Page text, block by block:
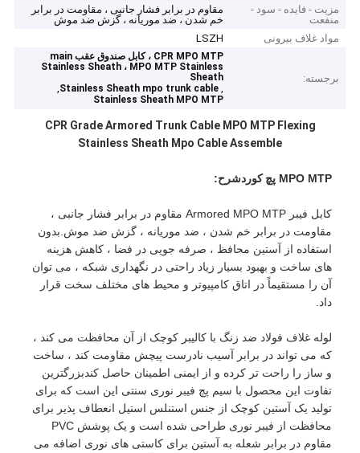
مزیت - فایده - سود -
منفعت
مقاوم در برابر فشار جانبی ، مقاومت در برابر
خم شدن ، ضد موریانه ، گزش ضد موش
مواد غلاف بیرونی
LSZH
برجسته:
CPR MPO MTP ، کابل صندوق عقب main
Stainless Sheath ، MPO MTP Stainless
Sheath
,
Stainless Sheath mpo trunk cable
,
Stainless Sheath MPO MTP
CPR Grade Armored Trunk Cable MPO MTP Flexing
Stainless Sheath Mpo Cable Assemble
MPO MTP پچ کوردشرح:
کابل فیبر Armored MPO MTP مقاوم در برابر فشار جانبی ،
مقاومت در برابر خم شدن ، ضد موریانه ، گزش ضد موش.بدون
استفاده از آستین محافظ ، صرفه جویی در فضا ، کاهش هزینه
های ساخت و بهبود بسیار زیاد راحتی در نگهداری شبکه ، می توان
آن را مستقیماً در اتاق کامپیوتر و محیط های مختلف سخت قرار
داد.
لوله غلاف فولاد ضد زنگ با کالیبر کوچک از آن محافظت می کند ،
که می تواند در برابر آسیب نادرست پیچش مقاومت کند ، ساخت
و ساز را راحت تر کرده و از ایمنی اطمینان حاصل کندبزرگترین
تفاوت این محصول با سیم پچ فیبر نوری سنتی این است که برای
تولید یک آستین کوچک از جنس استنلس استیل انعطاف پذیر برای
محافظت از فیبر نوری طراحی شده است و یک پوشش PVC
مقاوم در برابر شعله به آستین برای کاستی های نوری اضافه می